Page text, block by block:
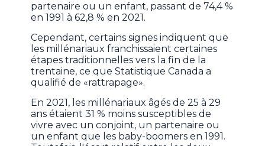
partenaire ou un enfant, passant de 74,4 %
en 1991 à 62,8 % en 2021.
Cependant, certains signes indiquent que
les millénariaux franchissaient certaines
étapes traditionnelles vers la fin de la
trentaine, ce que Statistique Canada a
qualifié de «rattrapage».
En 2021, les millénariaux âgés de 25 à 29
ans étaient 31 % moins susceptibles de
vivre avec un conjoint, un partenaire ou
un enfant que les baby-boomers en 1991.